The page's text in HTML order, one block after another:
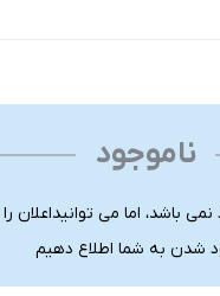
ناموجود
باشد، اما می توانیداعلان
شدن به شما اطلاع دهیم